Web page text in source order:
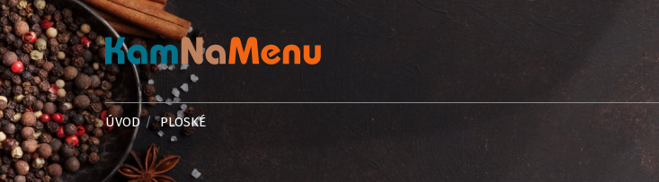
ÚVOD PLOSKÉ